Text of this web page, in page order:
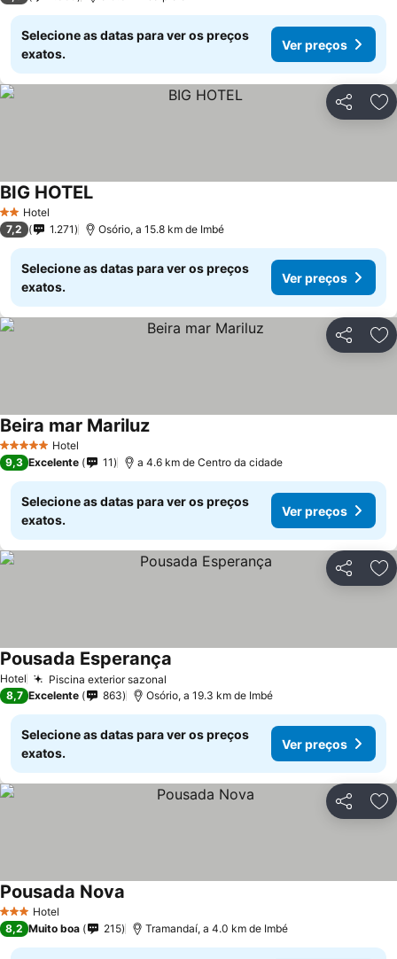
Selecione as datas para ver os preços
exatos.
Ver preços
Partilhar
2 Estrelas
Hotel
BIG HOTEL
7,2 1.271 Osório, a 15.8 km de Imbé
Selecione as datas para ver os preços
exatos.
Ver preços
Partilhar
5 Estrelas Hotel
Beira mar Mariluz
9,3 Excelente 11 a 4.6 km de Centro da cidade
Selecione as datas para ver os preços
exatos.
Ver preços
Partilhar
Hotel Piscina exterior sazonal
Pousada Esperança
8,7 Excelente 863 Osório, a 19.3 km de Imbé
Selecione as datas para ver os preços
exatos.
Ver preços
Partilhar
3 EstrelasHotel
Pousada Nova
8,2 Muito boa 215 Tramandaí, a 4.0 km de Imbé